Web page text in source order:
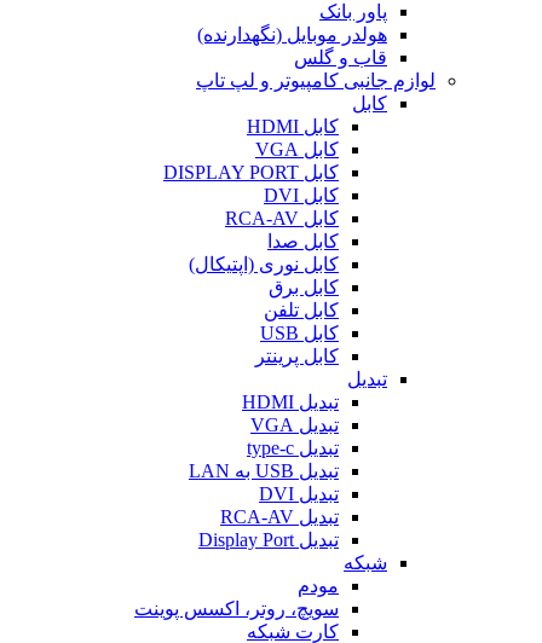
پاور بانک
هولدر موبایل (نگهدارنده)
قاب و گلس
لوازم جانبی کامپیوتر و لپ تاپ
کابل
کابل HDMI
کابل VGA
کابل DISPLAY PORT
کابل DVI
کابل RCA-AV
کابل صدا
کابل نوری (اپتیکال)
کابل برق
کابل تلفن
کابل USB
کابل پرینتر
تبدیل
تبدیل HDMI
تبدیل VGA
تبدیل type-c
تبدیل USB به LAN
تبدیل DVI
تبدیل RCA-AV
تبدیل Display Port
شبکه
مودم
سویچ، روتر، اکسس پوینت
کارت شبکه